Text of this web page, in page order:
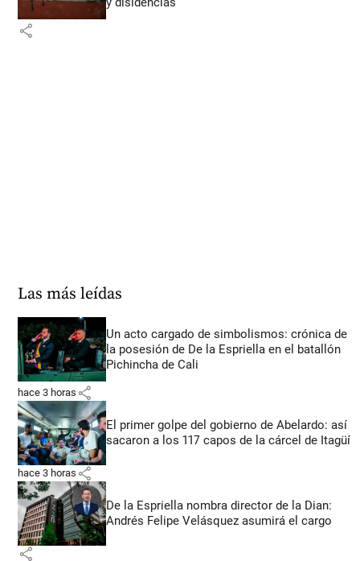
share
Las más leídas
Un acto cargado de simbolismos: crónica de
la posesión de De la Espriella en el batallón
Pichincha de Cali
hace 3 horas share
El primer golpe del gobierno de Abelardo: así
sacaron a los 117 capos de la cárcel de Itagüí
hace 3 horas share
De la Espriella nombra director de la Dian:
Andrés Felipe Velásquez asumirá el cargo
share